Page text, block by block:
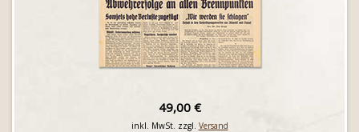
49,00 €
inkl. MwSt. zzgl. Versand